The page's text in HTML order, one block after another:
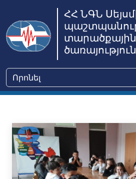
ՀՀ ՆԳՆ
տարածքային
ծառայություն